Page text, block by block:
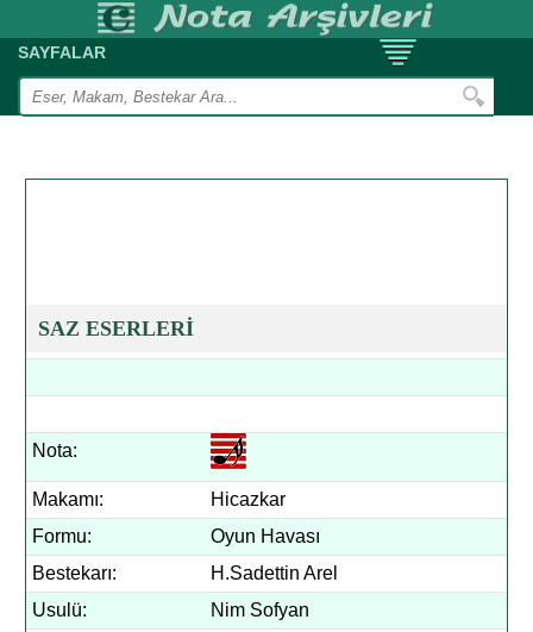
SAYFALAR
SAZ ESERLERİ
Nota:
Makamı:
Hicazkar
Formu:
Oyun Havası
Bestekarı:
H.Sadettin Arel
Usulü:
Nim Sofyan